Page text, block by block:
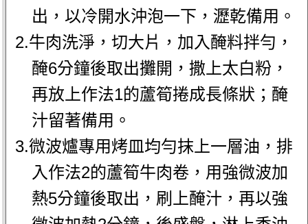
出，以冷開水沖泡一下，瀝乾備用。
2.牛肉洗淨，切大片，加入醃料拌勻，
醃6分鐘後取出攤開，撒上太白粉，
再放上作法1的蘆筍捲成長條狀；醃
汁留著備用。
3.微波爐專用烤皿均勻抹上一層油，排
入作法2的蘆筍牛肉卷，用強微波加
熱5分鐘後取出，刷上醃汁，再以強